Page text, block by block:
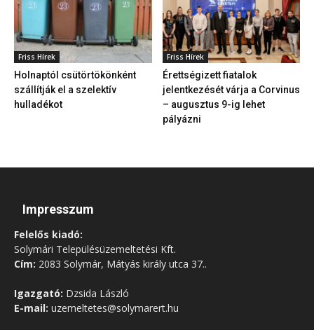
Friss Hírek
Holnaptól csütörtökönként
szállítják el a szelektív
hulladékot
Friss Hírek
Érettségizett fiatalok
jelentkezését várja a Corvinus
– augusztus 9-ig lehet
pályázni
Impresszum
Felelős kiadó:
Solymári Településüzemeltetési Kft.
Cím: 2083 Solymár, Mátyás király utca 37..
Igazgató: Dzsida László
E-mail: uzemeltetes@solymarert.hu